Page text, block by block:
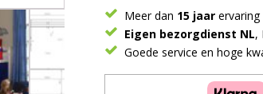
een
midden
slaper
en
een
Meer dan 15 jaar ervaring
Eigen bezorgdienst NL,
Goede service en hoge